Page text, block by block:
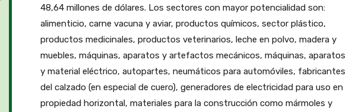
48,64 millones de dólares. Los sectores con mayor potencialidad son:
alimenticio, carne vacuna y aviar, productos químicos, sector plástico,
productos medicinales, productos veterinarios, leche en polvo, madera y
muebles, máquinas, aparatos y artefactos mecánicos, máquinas, aparatos
y material eléctrico, autopartes, neumáticos para automóviles, fabricantes
del calzado (en especial de cuero), generadores de electricidad para uso en
propiedad horizontal, materiales para la construcción como mármoles y